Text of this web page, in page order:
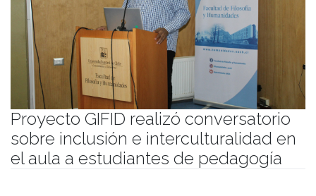
Proyecto GIFID realizó conversatorio
sobre inclusión e interculturalidad en
el aula a estudiantes de pedagogía